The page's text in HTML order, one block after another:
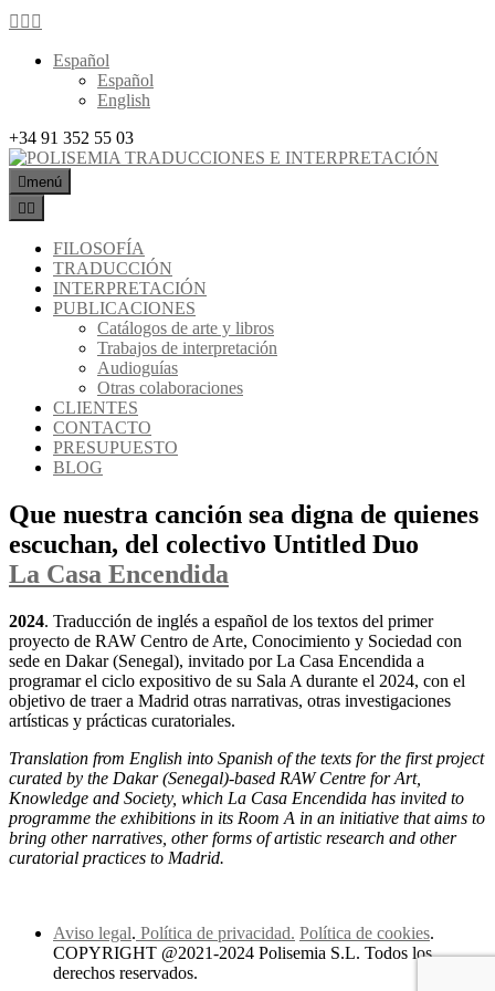
Español
Español
English
+34 91 352 55 03
menú
FILOSOFÍA
TRADUCCIÓN
INTERPRETACIÓN
PUBLICACIONES
Catálogos de arte y libros
Trabajos de interpretación
Audioguías
Otras colaboraciones
CLIENTES
CONTACTO
PRESUPUESTO
BLOG
Que nuestra canción sea digna de quienes
escuchan, del colectivo Untitled Duo
La Casa Encendida
2024. Traducción de inglés a español de los textos del primer
proyecto de RAW Centro de Arte, Conocimiento y Sociedad con
sede en Dakar (Senegal), invitado por La Casa Encendida a
programar el ciclo expositivo de su Sala A durante el 2024, con el
objetivo de traer a Madrid otras narrativas, otras investigaciones
artísticas y prácticas curatoriales.
Translation from English into Spanish of the texts for the first project
curated by the Dakar (Senegal)-based RAW Centre for Art,
Knowledge and Society, which La Casa Encendida has invited to
programme the exhibitions in its Room A in an initiative that aims to
bring other narratives, other forms of artistic research and other
curatorial practices to Madrid.
Aviso legal. Política de privacidad. Política de cookies.
COPYRIGHT @2021-2024 Polisemia S.L. Todos los
derechos reservados.